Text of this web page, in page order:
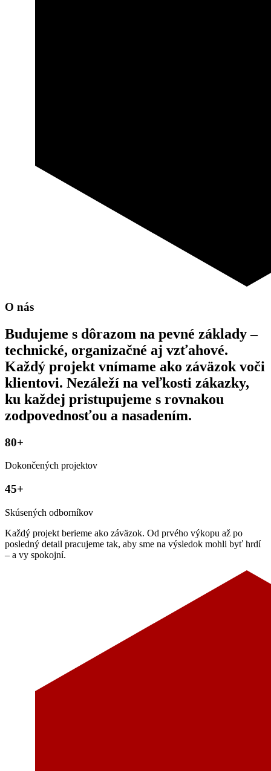
O nás
Budujeme s dôrazom na pevné základy –
technické, organizačné aj vzťahové.
Každý projekt vnímame ako záväzok voči
klientovi. Nezáleží na veľkosti zákazky,
ku každej pristupujeme s rovnakou
zodpovednosťou a nasadením.
80+
Dokončených projektov
45+
Skúsených odborníkov
Každý projekt berieme ako záväzok. Od prvého výkopu až po
posledný detail pracujeme tak, aby sme na výsledok mohli byť hrdí
– a vy spokojní.